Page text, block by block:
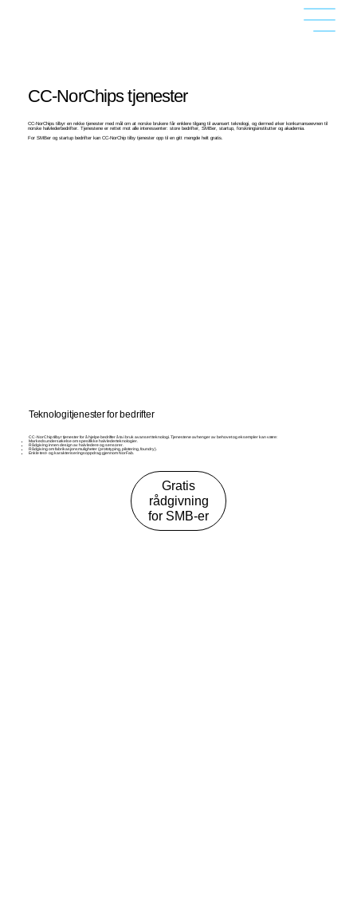
CC-NorChips tjenester
CC-NorChips tilbyr en rekke tjenester med mål om at norske brukere får enklere tilgang til avansert teknologi, og dermed øker konkurranseevnen til
norske halvlederbedrifter. Tjenestene er rettet mot alle interessenter: store bedrifter, SMBer, startup, forskningsinstitutter og akademia.
For SMBer og startup bedrifter kan CC-NorChip tilby tjenester opp til en gitt mengde helt gratis.
Teknologitjenester for bedrifter
CC-NorChip tilbyr tjenester for å hjelpe bedrifter å ta i bruk avansert teknologi. Tjenestene avhenger av behovet og eksempler kan være:
Markedsundersøkelse om spesifikke halvlederteknologier.
Rådgiving innen design av halvledere og sensorer.
Rådgiving om fabrikasjonsmuligheter (prototyping, pilotering, foundry).
Enkle test- og karakteriseringsoppdrag gjennom NorFab.
Gratis
rådgivning
for SMB-er